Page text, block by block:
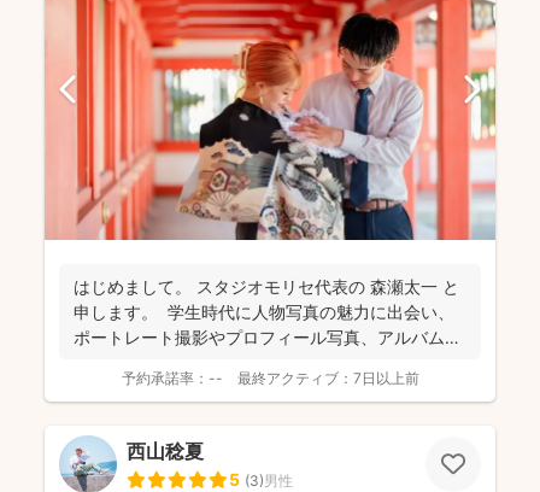
はじめまして。 スタジオモリセ代表の 森瀬太一 と
申します。 学生時代に人物写真の魅力に出会い、
ポートレート撮影やプロフィール写真、アルバム
予約承諾率： -- 最終アクティブ： 7日以上前
西山稔夏
5 (3)男性